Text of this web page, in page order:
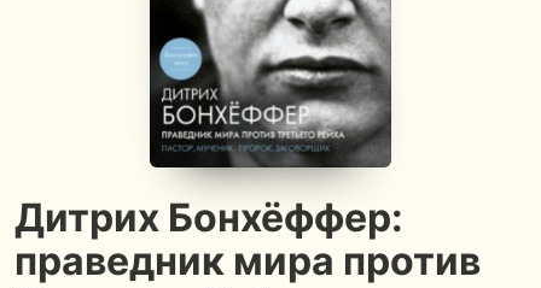
Дитрих Бонхёффер:
праведник мира против